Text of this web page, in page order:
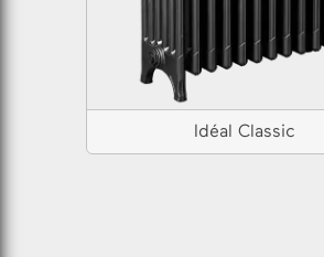
Idéal Classic